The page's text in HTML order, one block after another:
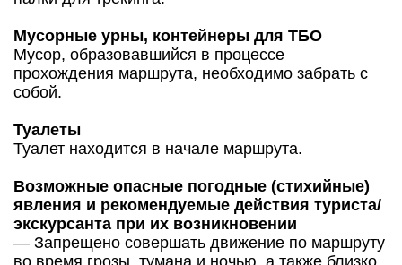
Мусорные урны, контейнеры для ТБО
Мусор, образовавшийся в процессе
прохождения маршрута, необходимо забрать с
собой.
Туалеты
Туалет находится в начале маршрута.
Возможные опасные погодные (стихийные)
явления и рекомендуемые действия туриста/
экскурсанта при их возникновении
— Запрещено совершать движение по маршруту
во время грозы, тумана и ночью, а также близко